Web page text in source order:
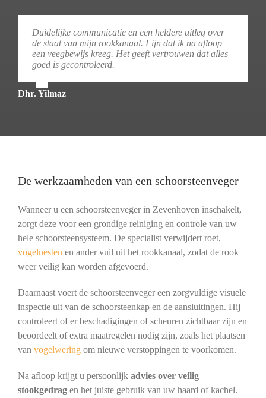
Duidelijke communicatie en een heldere uitleg over
de staat van mijn rookkanaal. Fijn dat ik na afloop
een veegbewijs kreeg. Het geeft vertrouwen dat alles
goed is gecontroleerd.
Dhr. Yilmaz
De werkzaamheden van een schoorsteenveger
Wanneer u een schoorsteenveger in Zevenhoven inschakelt,
zorgt deze voor een grondige reiniging en controle van uw
hele schoorsteensysteem. De specialist verwijdert roet,
vogelnesten en ander vuil uit het rookkanaal, zodat de rook
weer veilig kan worden afgevoerd.
Daarnaast voert de schoorsteenveger een zorgvuldige visuele
inspectie uit van de schoorsteenkap en de aansluitingen. Hij
controleert of er beschadigingen of scheuren zichtbaar zijn en
beoordeelt of extra maatregelen nodig zijn, zoals het plaatsen
van vogelweringom nieuwe verstoppingen te voorkomen.
Na afloop krijgt u persoonlijk advies over veilig
stookgedragen het juiste gebruik van uw haard of kachel.